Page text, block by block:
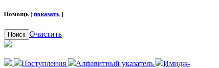
Помощь [ показать ]
Поиск Очистить
Поступления Алфавитный указатель
Имидж-